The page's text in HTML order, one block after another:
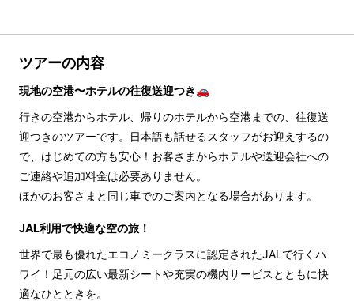
ツアーの内容
現地の空港〜ホテルの往復送迎つき🚗
行きの空港からホテル、帰りのホテルから空港までの、往復送
迎つきのツアーです。日本語も話せるスタッフがお迎えするの
で、はじめての方も安心！お客さまからホテルや送迎会社への
ご連絡や追加料金は必要ありません。
ほかのお客さまと同じ車でのご案内となる場合があります。
JAL利用で快適な空の旅！
世界で最も優れたエコノミークラスに認定されたJALで行くハ
ワイ！足元の広い最新シートや充実の機内サービスとともに快
適なひとときを。